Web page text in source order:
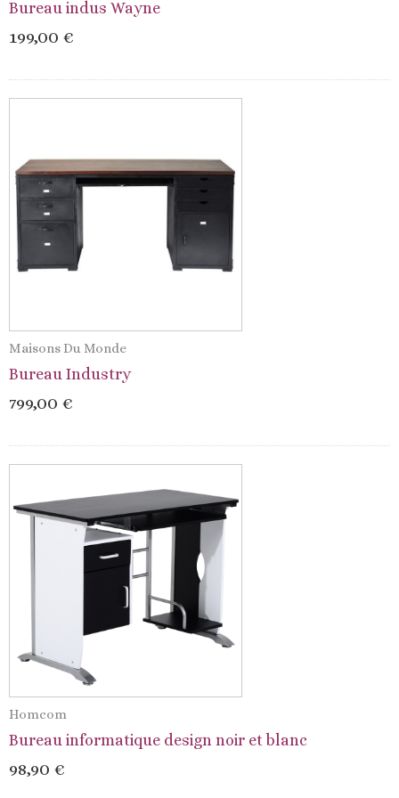
Bureau indus Wayne
199,00 €
Maisons Du Monde
Bureau Industry
799,00 €
Homcom
Bureau informatique design noir et blanc
98,90 €